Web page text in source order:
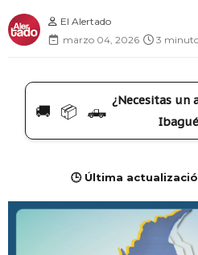
El Alertado
marzo 04, 2026
3
🚚 📦 🛻
¿Necesitas un
🕒 Última